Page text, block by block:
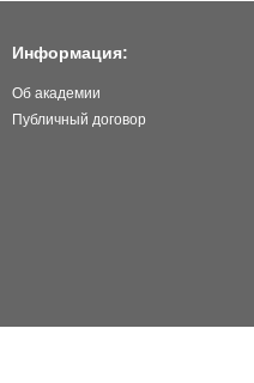
Информация:
Об академии
Публичный договор